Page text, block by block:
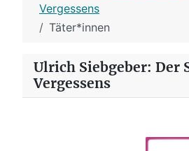
Vergessens
Täter*innen
Ulrich Siebgeber: Der
Vergessens